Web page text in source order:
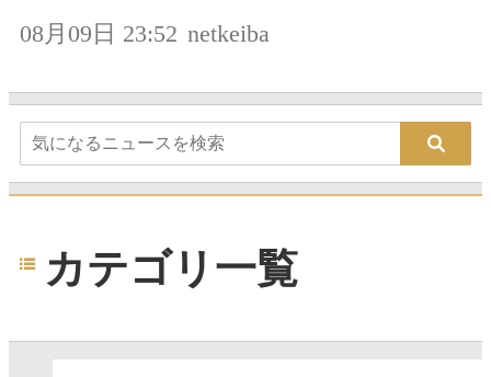
08月09日 23:52 netkeiba
カテゴリ一覧